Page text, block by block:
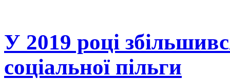
У 2019 році
соціальної пільги